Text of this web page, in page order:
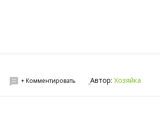
+ Комментировать Автор:Хозяйка